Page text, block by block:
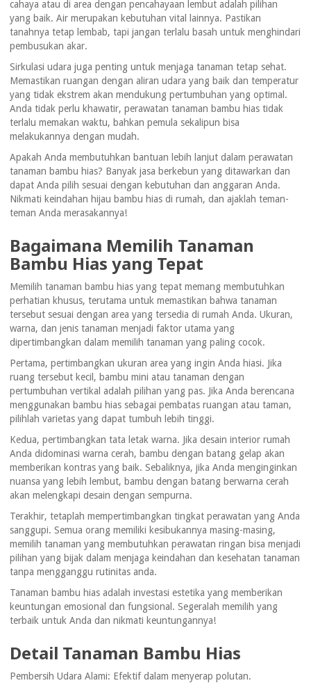
cahaya atau di area dengan pencahayaan lembut adalah pilihan
yang baik. Air merupakan kebutuhan vital lainnya. Pastikan
tanahnya tetap lembab, tapi jangan terlalu basah untuk menghindari
pembusukan akar.
Sirkulasi udara juga penting untuk menjaga tanaman tetap sehat.
Memastikan ruangan dengan aliran udara yang baik dan temperatur
yang tidak ekstrem akan mendukung pertumbuhan yang optimal.
Anda tidak perlu khawatir, perawatan tanaman bambu hias tidak
terlalu memakan waktu, bahkan pemula sekalipun bisa
melakukannya dengan mudah.
Apakah Anda membutuhkan bantuan lebih lanjut dalam perawatan
tanaman bambu hias? Banyak jasa berkebun yang ditawarkan dan
dapat Anda pilih sesuai dengan kebutuhan dan anggaran Anda.
Nikmati keindahan hijau bambu hias di rumah, dan ajaklah teman-
teman Anda merasakannya!
Bagaimana Memilih Tanaman
Bambu Hias yang Tepat
Memilih tanaman bambu hias yang tepat memang membutuhkan
perhatian khusus, terutama untuk memastikan bahwa tanaman
tersebut sesuai dengan area yang tersedia di rumah Anda. Ukuran,
warna, dan jenis tanaman menjadi faktor utama yang
dipertimbangkan dalam memilih tanaman yang paling cocok.
Pertama, pertimbangkan ukuran area yang ingin Anda hiasi. Jika
ruang tersebut kecil, bambu mini atau tanaman dengan
pertumbuhan vertikal adalah pilihan yang pas. Jika Anda berencana
menggunakan bambu hias sebagai pembatas ruangan atau taman,
pilihlah varietas yang dapat tumbuh lebih tinggi.
Kedua, pertimbangkan tata letak warna. Jika desain interior rumah
Anda didominasi warna cerah, bambu dengan batang gelap akan
memberikan kontras yang baik. Sebaliknya, jika Anda menginginkan
nuansa yang lebih lembut, bambu dengan batang berwarna cerah
akan melengkapi desain dengan sempurna.
Terakhir, tetaplah mempertimbangkan tingkat perawatan yang Anda
sanggupi. Semua orang memiliki kesibukannya masing-masing,
memilih tanaman yang membutuhkan perawatan ringan bisa menjadi
pilihan yang bijak dalam menjaga keindahan dan kesehatan tanaman
tanpa mengganggu rutinitas anda.
Tanaman bambu hias adalah investasi estetika yang memberikan
keuntungan emosional dan fungsional. Segeralah memilih yang
terbaik untuk Anda dan nikmati keuntungannya!
Detail Tanaman Bambu Hias
Pembersih Udara Alami: Efektif dalam menyerap polutan.